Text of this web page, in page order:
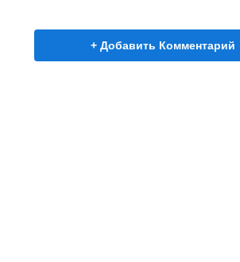
+ Добавить Комментарий